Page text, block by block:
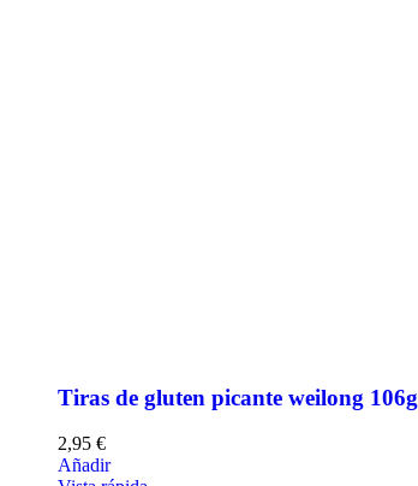
Tiras de gluten picante weilong 106g
2,95 €
Añadir